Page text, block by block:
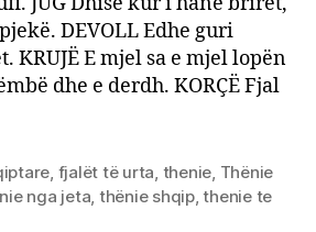
DEVOLL Edhe guri
KRUJË E mjel sa e mjel lopën
dhe e derdh. KORÇË Fjal
fjalët të urta thenie Thënie
nga jeta thënie shqip,thenie te